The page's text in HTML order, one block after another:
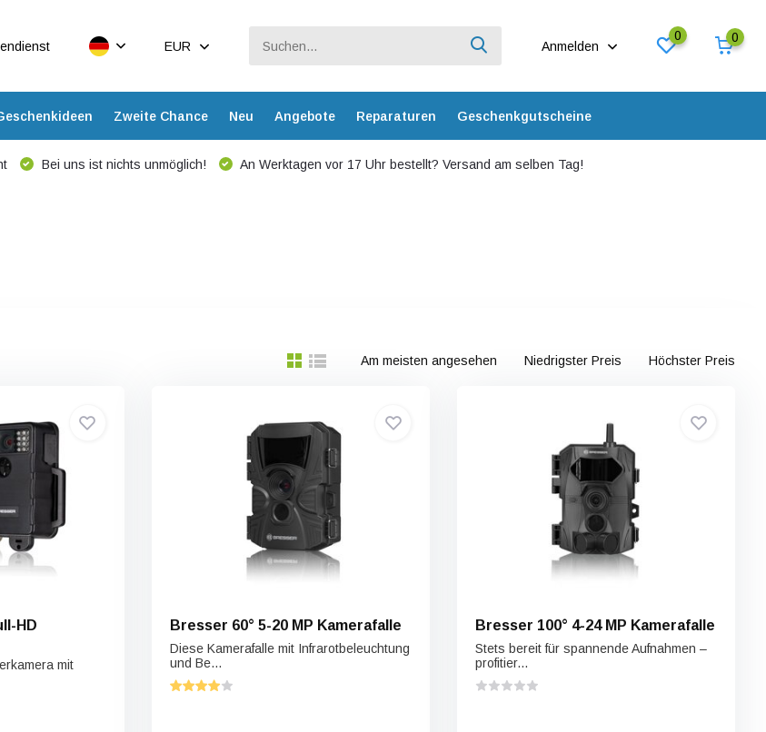
EUR Anmelden
0 0
Zweite Chance Neu Angebote Reparaturen Geschenkgutscheine
Bei uns ist nichts unmöglich! An Werktagen vor 17 Uhr bestellt? Versand am selben Tag!
Am meisten angesehen Niedrigster Preis Höchster Preis
HD
mit
Bresser 60° 5-20 MP Kamerafalle
Diese Kamerafalle mit Infrarotbeleuchtung
und Be...
Bresser 100° 4-24 MP Kamerafalle
Stets bereit für spannende Aufnahmen –
profitier...